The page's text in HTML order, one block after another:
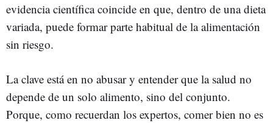
evidencia científica coincide en que, dentro de una dieta
variada, puede formar parte habitual de la alimentación
sin riesgo.
La clave está en no abusar y entender que la salud no
depende de un solo alimento, sino del conjunto.
Porque, como recuerdan los expertos, comer bien no es